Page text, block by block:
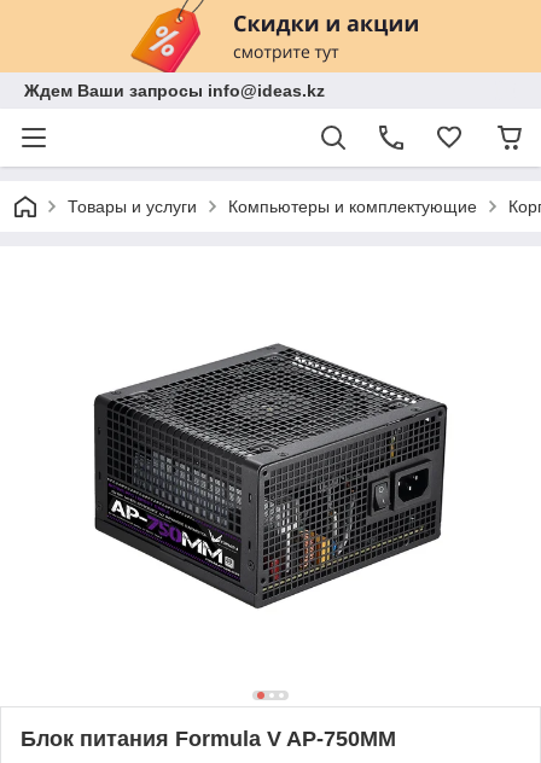
Ждем Ваши запросы info@ideas.kz
Товары и услуги Компьютеры и комплектующие
Блок питания Formula V AP-750MM